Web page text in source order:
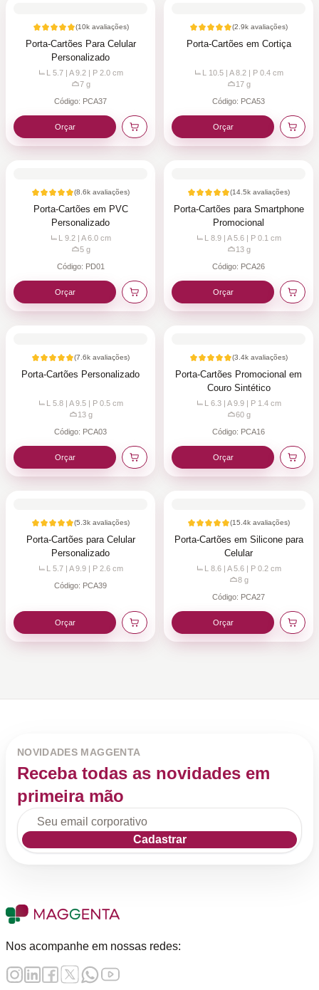
(10kavaliações)
Porta-Cartões Para Celular
Personalizado
L 5.7 | A 9.2 | P 2.0 cm
7g
Código: PCA37
Orçar
(2.9k avaliações)
Porta-Cartões em Cortiça
L 10.5 | A 8.2 | P 0.4 cm
17g
Código: PCA53
Orçar
(8.6k avaliações)
Porta-Cartões em PVC
Personalizado
L 9.2 | A 6.0 cm
5g
Código: PD01
Orçar
(14.5k avaliações)
Porta-Cartões para Smartphone
Promocional
L 8.9 | A 5.6 | P 0.1 cm
13g
Código: PCA26
Orçar
(7.6k avaliações)
Porta-Cartões Personalizado
L 5.8 | A 9.5 | P 0.5 cm
13g
Código: PCA03
Orçar
(3.4k avaliações)
Porta-Cartões Promocional em
Couro Sintético
L 6.3 | A 9.9 | P 1.4 cm
60g
Código: PCA16
Orçar
(5.3k avaliações)
Porta-Cartões para Celular
Personalizado
L 5.7 | A 9.9 | P 2.6 cm
Código: PCA39
Orçar
(15.4k avaliações)
Porta-Cartões em Silicone para
Celular
L 8.6 | A 5.6 | P 0.2 cm
8g
Código: PCA27
Orçar
NOVIDADES MAGGENTA
Receba todas as novidades em
primeira mão
Cadastrar
Nos acompanhe em nossas redes: